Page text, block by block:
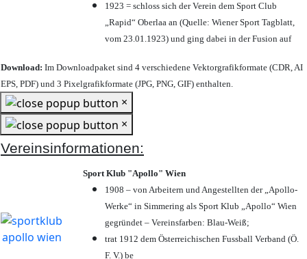
1923 = schloss sich der Verein dem Sport Club
„Rapid“ Oberlaa an (Quelle: Wiener Sport Tagblatt,
vom 23.01.1923) und ging dabei in der Fusion auf
Download: Im Downloadpaket sind 4 verschiedene Vektorgrafikformate (CDR, AI
EPS, PDF) und 3 Pixelgrafikformate (JPG, PNG, GIF) enthalten.
×
×
Vereinsinformationen:
Sport Klub "Apollo" Wien
1908 – von Arbeitern und Angestellten der „Apollo-
Werke“ in Simmering als Sport Klub „Apollo“ Wien
gegründet – Vereinsfarben: Blau-Weiß;
trat 1912 dem Österreichischen Fussball Verband (Ö.
F. V.) be